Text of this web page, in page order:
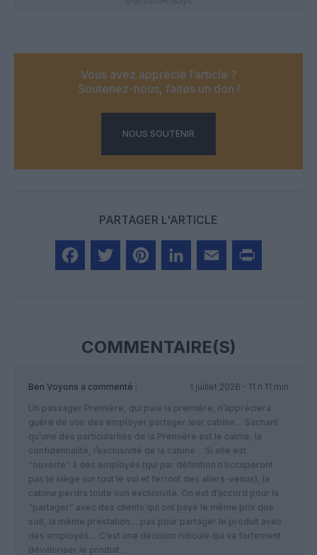
Vous avez apprécié l’article ?
Soutenez-nous, faites un don !
NOUS SOUTENIR
PARTAGER L'ARTICLE
COMMENTAIRE(S)
Ben Voyons a commenté :
1 juillet 2026 - 11 h 11 min
Un passager Première, qui paie la première, n’appréciera
guère de voir des employer partager leur cabine… Sachant
qu’une des particularités de la Première est le calme, la
confidentialité, l’exclusivité de la cabine… Si elle est
“ouverte” à des employés (qui par définition n’occuperont
pas le siège sur tout le vol et ferront des allers-venus), la
cabine perdra toute son exclusivité. On est d’accord pour la
“partager” avec des clients qui ont payé le même prix que
soit, la même prestation… pas pour partager le produit avec
des employés… C’est une décision ridicule qui va fortement
dévaloriser le produit…